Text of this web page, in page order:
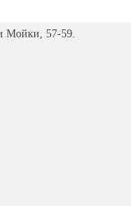
Мойки, 57-59.